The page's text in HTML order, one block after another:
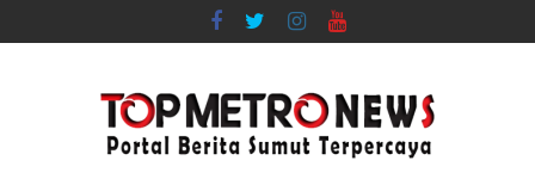
to